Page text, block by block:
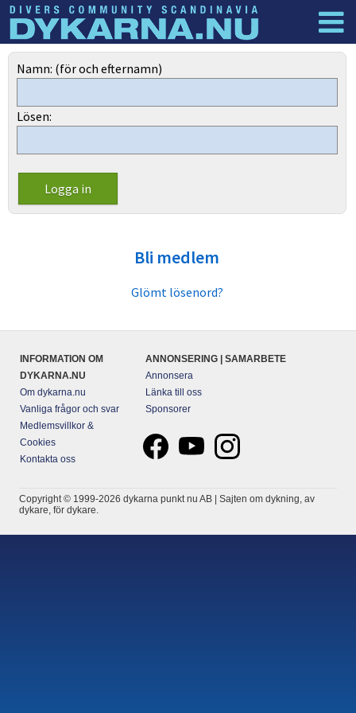
Dyknyheter
Namn: (för och efternamn)
Lösen:
Bli medlem
Glömt lösenord?
INFORMATION OM
DYKARNA.NU
Om dykarna.nu
Vanliga frågor och svar
Medlemsvillkor &
Cookies
Kontakta oss
ANNONSERING | SAMARBETE
Annonsera
Länka till oss
Sponsorer
Copyright © 1999-2026 dykarna punkt nu AB | Sajten om dykning, av
dykare, för dykare.